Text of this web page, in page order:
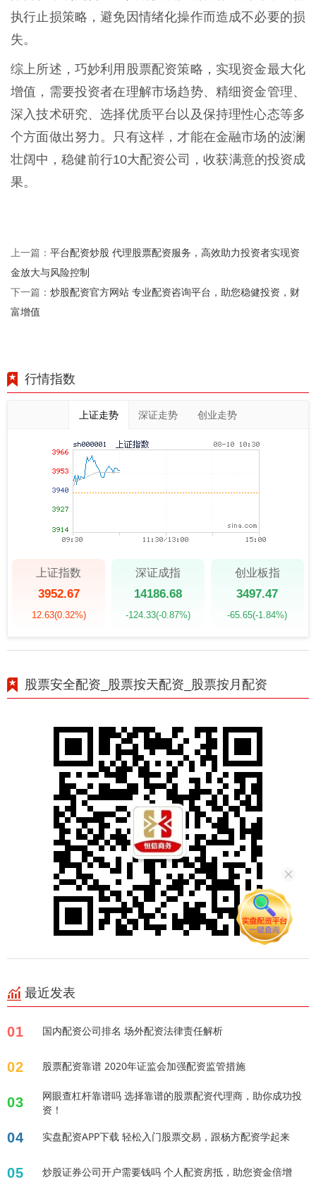
执行止损策略，避免因情绪化操作而造成不必要的损
失。
综上所述，巧妙利用股票配资策略，实现资金最大化
增值，需要投资者在理解市场趋势、精细资金管理、
深入技术研究、选择优质平台以及保持理性心态等多
个方面做出努力。只有这样，才能在金融市场的波澜
壮阔中，稳健前行10大配资公司，收获满意的投资成
果。
上一篇： 平台配资炒股 代理股票配资服务，高效助力投资者实现资
金放大与风险控制
下一篇： 炒股配资官方网站 专业配资咨询平台，助您稳健投资，财
富增值
行情指数
上证走势 深证走势 创业走势
上证指数
3952.67
12.63(0.32%)
深证成指
14186.68
-124.33(-0.87%)
创业板指
3497.47
-65.65(-1.84%)
股票安全配资_股票按天配资_股票按月配资
最近发表
01 国内配资公司排名 场外配资法律责任解析
02 股票配资靠谱 2020年证监会加强配资监管措施
03
网眼查杠杆靠谱吗 选择靠谱的股票配资代理商，助你成功投
资！
04 实盘配资APP下载 轻松入门股票交易，跟杨方配资学起来
05 炒股证券公司开户需要钱吗 个人配资房抵，助您资金倍增